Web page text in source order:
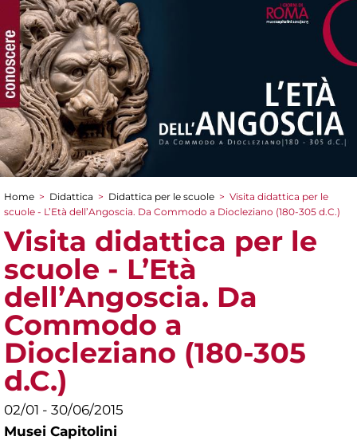
Tu sei qui
Home > Didattica > Didattica per le scuole > Visita didattica per le
scuole - L’Età dell’Angoscia. Da Commodo a Diocleziano (180-305 d.C.)
Visita didattica per le
scuole - L’Età
dell’Angoscia. Da
Commodo a
Diocleziano (180-305
d.C.)
02/01 - 30/06/2015
Musei Capitolini